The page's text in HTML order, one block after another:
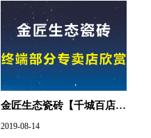
金匠生态瓷砖【千城百店】
计划正在进行....
2019-08-14